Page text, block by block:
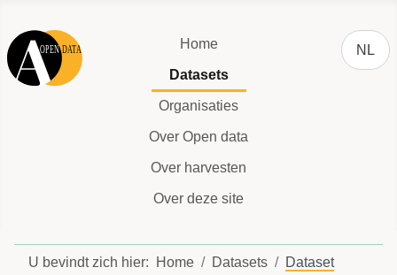
Home
Datasets
Organisaties
Over Open data
Over harvesten
Over deze site
NL
U bevindt zich hier: Home Datasets Dataset